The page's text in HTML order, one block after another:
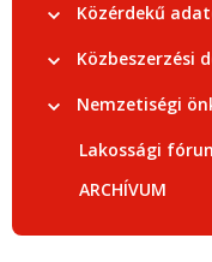
Közérdekű
Közbeszerzési
Nemzetiségi
Lakossági
ARCHÍVUM